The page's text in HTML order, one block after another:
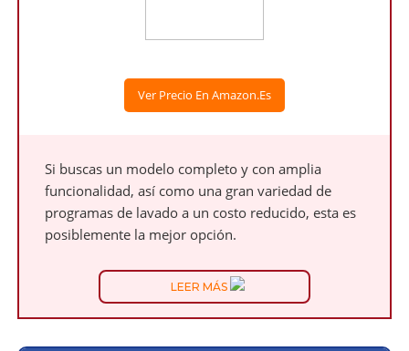
Ver Precio En Amazon.es
Si buscas un modelo completo y con amplia
funcionalidad, así como una gran variedad de
programas de lavado a un costo reducido, esta es
posiblemente la mejor opción.
LEER MÁS